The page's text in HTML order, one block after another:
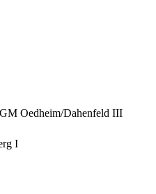
Oedheim/Dahenfeld III
I